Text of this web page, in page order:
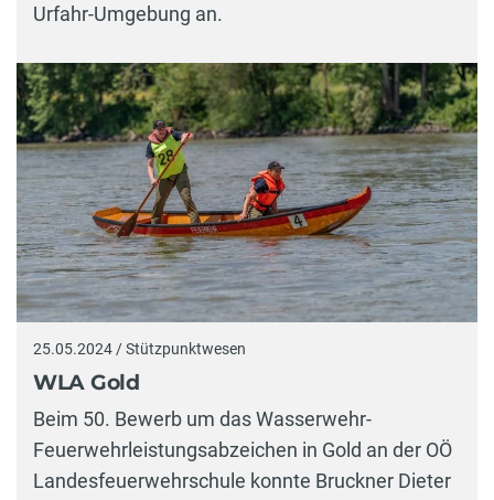
Urfahr-Umgebung an.
25.05.2024 / Stützpunktwesen
WLA Gold
Beim 50. Bewerb um das Wasserwehr-
Feuerwehrleistungsabzeichen in Gold an der OÖ
Landesfeuerwehrschule konnte Bruckner Dieter